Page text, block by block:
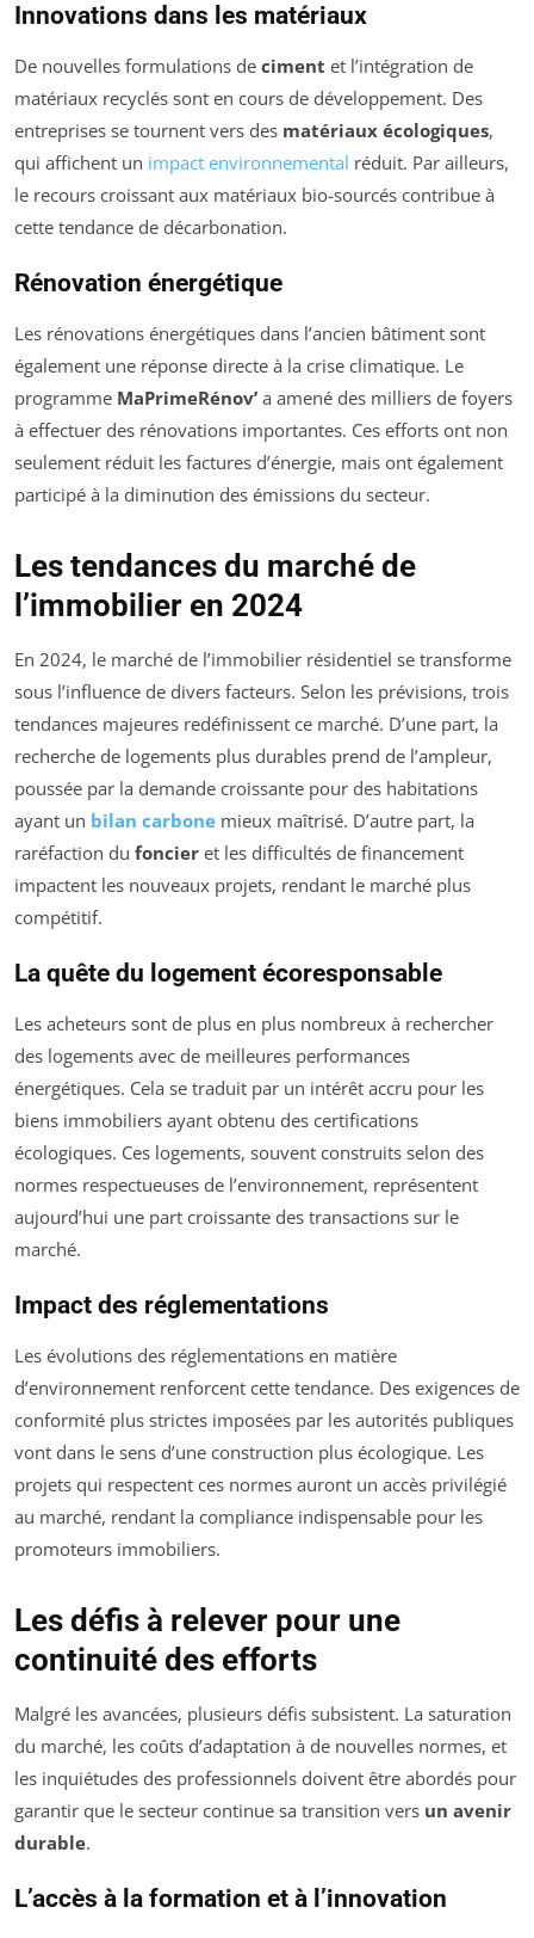
Innovations dans les matériaux
De nouvelles formulations de ciment et l’intégration de
matériaux recyclés sont en cours de développement. Des
entreprises se tournent vers des matériaux écologiques,
qui affichent un impact environnemental réduit. Par ailleurs,
le recours croissant aux matériaux bio-sourcés contribue à
cette tendance de décarbonation.
Rénovation énergétique
Les rénovations énergétiques dans l’ancien bâtiment sont
également une réponse directe à la crise climatique. Le
programme MaPrimeRénov’ a amené des milliers de foyers
à effectuer des rénovations importantes. Ces efforts ont non
seulement réduit les factures d’énergie, mais ont également
participé à la diminution des émissions du secteur.
Les tendances du marché de
l’immobilier en 2024
En 2024, le marché de l’immobilier résidentiel se transforme
sous l’influence de divers facteurs. Selon les prévisions, trois
tendances majeures redéfinissent ce marché. D’une part, la
recherche de logements plus durables prend de l’ampleur,
poussée par la demande croissante pour des habitations
ayant un bilan carbone mieux maîtrisé. D’autre part, la
raréfaction du foncier et les difficultés de financement
impactent les nouveaux projets, rendant le marché plus
compétitif.
La quête du logement écoresponsable
Les acheteurs sont de plus en plus nombreux à rechercher
des logements avec de meilleures performances
énergétiques. Cela se traduit par un intérêt accru pour les
biens immobiliers ayant obtenu des certifications
écologiques. Ces logements, souvent construits selon des
normes respectueuses de l’environnement, représentent
aujourd’hui une part croissante des transactions sur le
marché.
Impact des réglementations
Les évolutions des réglementations en matière
d’environnement renforcent cette tendance. Des exigences de
conformité plus strictes imposées par les autorités publiques
vont dans le sens d’une construction plus écologique. Les
projets qui respectent ces normes auront un accès privilégié
au marché, rendant la compliance indispensable pour les
promoteurs immobiliers.
Les défis à relever pour une
continuité des efforts
Malgré les avancées, plusieurs défis subsistent. La saturation
du marché, les coûts d’adaptation à de nouvelles normes, et
les inquiétudes des professionnels doivent être abordés pour
garantir que le secteur continue sa transition vers un avenir
durable.
L’accès à la formation et à l’innovation